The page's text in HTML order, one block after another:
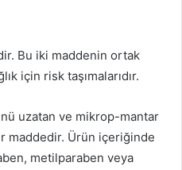
Bu iki maddenin ortak
için risk taşımalarıdır.
uzatan ve mikrop-mantar
maddedir. Ürün içeriğinde
metilparaben veya